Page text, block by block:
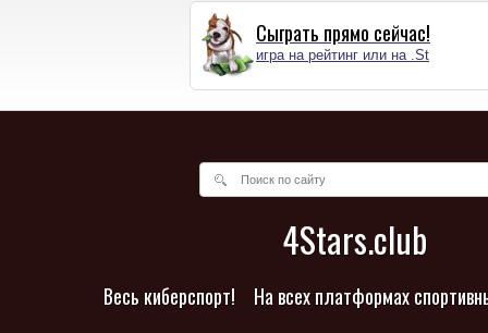
Сыграть прямо сейчас!
игра на рейтинг или на .St
4Stars.club
Весь киберспорт! На всех платформах